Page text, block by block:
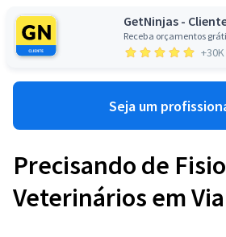
GetNinjas -
Receba orçamentos
+30K
Seja um
Precisando de
Veterinários em